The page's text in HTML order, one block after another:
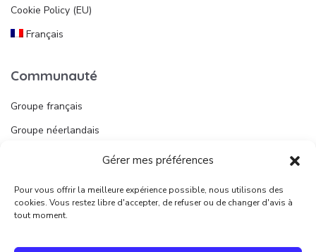
Gérer mes préférences
Pour vous offrir la meilleure expérience possible, nous utilisons des
cookies. Vous restez libre d'accepter, de refuser ou de changer d'avis à
tout moment.
Cookie Policy (EU)
Français
Communauté
Groupe français
Groupe néerlandais
Publier une annonce
Juridique